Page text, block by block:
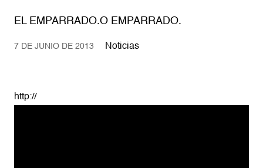
EL EMPARRADO.O EMPARRADO.
7 DE JUNIO DE 2013 Noticias
http://